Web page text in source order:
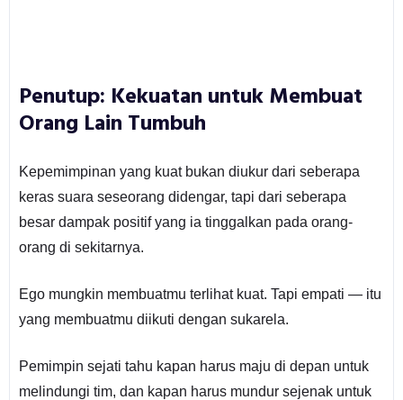
Penutup: Kekuatan untuk Membuat
Orang Lain Tumbuh
Kepemimpinan yang kuat bukan diukur dari seberapa
keras suara seseorang didengar, tapi dari seberapa
besar dampak positif yang ia tinggalkan pada orang-
orang di sekitarnya.
Ego mungkin membuatmu terlihat kuat. Tapi empati — itu
yang membuatmu diikuti dengan sukarela.
Pemimpin sejati tahu kapan harus maju di depan untuk
melindungi tim, dan kapan harus mundur sejenak untuk